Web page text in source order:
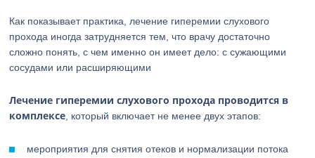
Как показывает практика, лечение гиперемии слухового
прохода иногда затрудняется тем, что врачу достаточно
сложно понять, с чем именно он имеет дело: c сужающими
сосудами или расширяющими
Лечение гиперемии слухового прохода проводится в
комплексе , который включает не менее двух этапов:
мероприятия для снятия отеков и нормализации потока